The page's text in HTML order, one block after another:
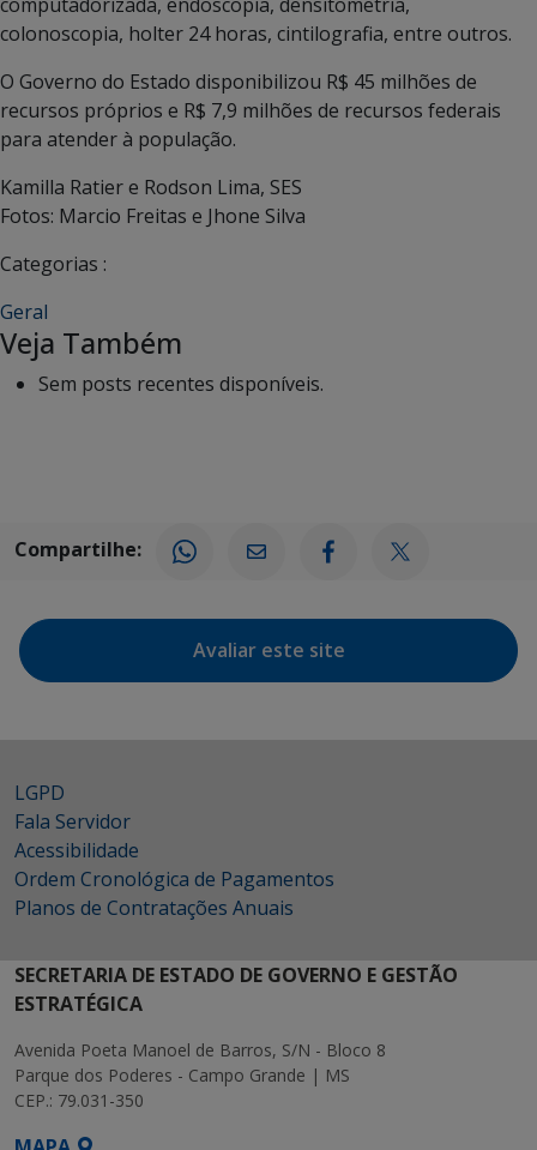
colonoscopia, holter 24 horas, cintilografia, entre outros.
O Governo do Estado disponibilizou R$ 45 milhões de
recursos próprios e R$ 7,9 milhões de recursos federais
para atender à população.
Kamilla Ratier e Rodson Lima, SES
Fotos: Marcio Freitas e Jhone Silva
Categorias :
Geral
Veja Também
Sem posts recentes disponíveis.
Compartilhe:
Avaliar este site
LGPD
Fala Servidor
Acessibilidade
Ordem Cronológica de Pagamentos
Planos de Contratações Anuais
SECRETARIA DE ESTADO DE GOVERNO E GESTÃO
ESTRATÉGICA
Avenida Poeta Manoel de Barros, S/N - Bloco 8
Parque dos Poderes - Campo Grande | MS
CEP.: 79.031-350